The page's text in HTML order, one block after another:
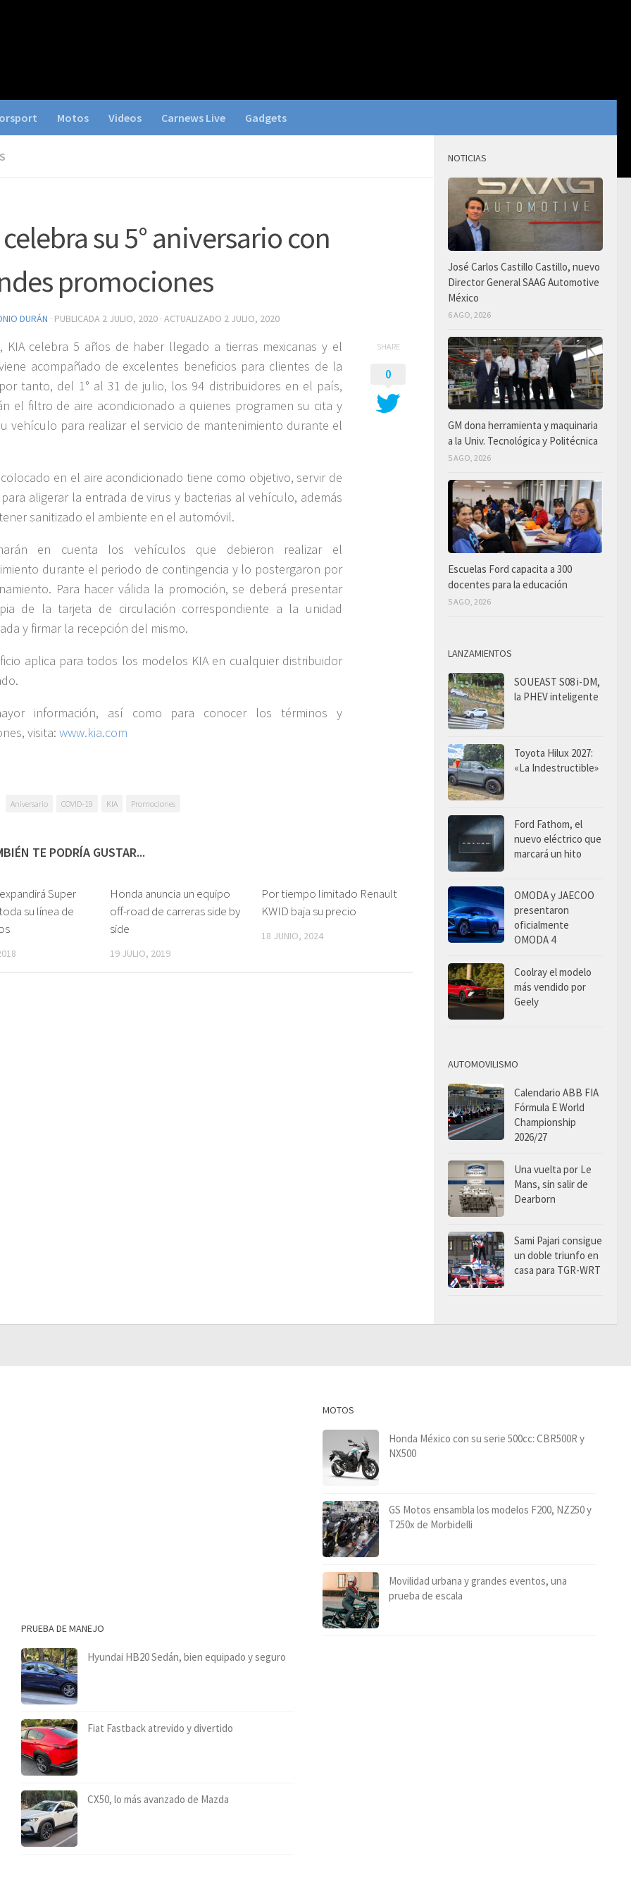
Motos Videos Carnews Live Gadgets
celebra su 5° aniversario con
promociones
DURÁN · PUBLICADA 2 JULIO, 2020 · ACTUALIZADO 2 JULIO, 2020
KIA celebra 5 años de haber llegado a tierras mexicanas y el
acompañado de excelentes beneficios para clientes de la
tanto, del 1° al 31 de julio, los 94 distribuidores en el país,
el filtro de aire acondicionado a quienes programen su cita y
vehículo para realizar el servicio de mantenimiento durante el
en el aire acondicionado tiene como objetivo, servir de
aligerar la entrada de virus y bacterias al vehículo, además
sanitizado el ambiente en el automóvil.
en cuenta los vehículos que debieron realizar el
durante el periodo de contingencia y lo postergaron por
Para hacer válida la promoción, se deberá presentar
de la tarjeta de circulación correspondiente a la unidad
y firmar la recepción del mismo.
aplica para todos los modelos KIA en cualquier distribuidor
información, así como para conocer los términos y
visita: www.kia.com
SHARE
0
Aniversario COVID-19 KIA Promociones
TE PODRÍA GUSTAR...
Super
su línea de
Honda anuncia un equipo
off-road de carreras side by
side
19 JULIO, 2019
Por tiempo limitado Renault
KWID baja su precio
18 JUNIO, 2024
NOTICIAS
José Carlos Castillo Castillo, nuevo
Director General SAAG Automotive
México
6 AGO, 2026
GM dona herramienta y maquinaria
a la Univ. Tecnológica y Politécnica
5 AGO, 2026
Escuelas Ford capacita a 300
docentes para la educación
5 AGO, 2026
LANZAMIENTOS
SOUEAST S08 i-DM,
la PHEV inteligente
Toyota Hilux 2027:
«La Indestructible»
Ford Fathom, el
nuevo eléctrico que
marcará un hito
OMODA y JAECOO
presentaron
oficialmente
OMODA 4
Coolray el modelo
más vendido por
Geely
AUTOMOVILISMO
Calendario ABB FIA
Fórmula E World
Championship
2026/27
Una vuelta por Le
Mans, sin salir de
Dearborn
Sami Pajari consigue
un doble triunfo en
casa para TGR-WRT
PRUEBA DE MANEJO
Hyundai HB20 Sedán, bien equipado y seguro
Fiat Fastback atrevido y divertido
CX50, lo más avanzado de Mazda
MOTOS
Honda México con su serie 500cc: CBR500R y
NX500
GS Motos ensambla los modelos F200, NZ250 y
T250x de Morbidelli
Movilidad urbana y grandes eventos, una
prueba de escala